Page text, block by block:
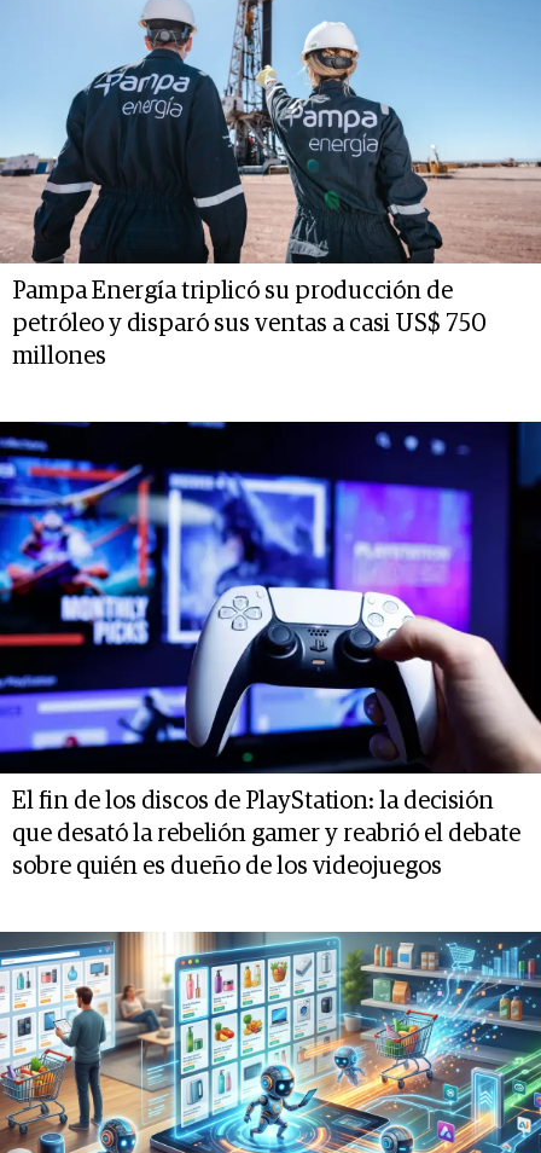
Pampa Energía triplicó su producción de
petróleo y disparó sus ventas a casi US$ 750
millones
El fin de los discos de PlayStation: la decisión
que desató la rebelión gamer y reabrió el debate
sobre quién es dueño de los videojuegos